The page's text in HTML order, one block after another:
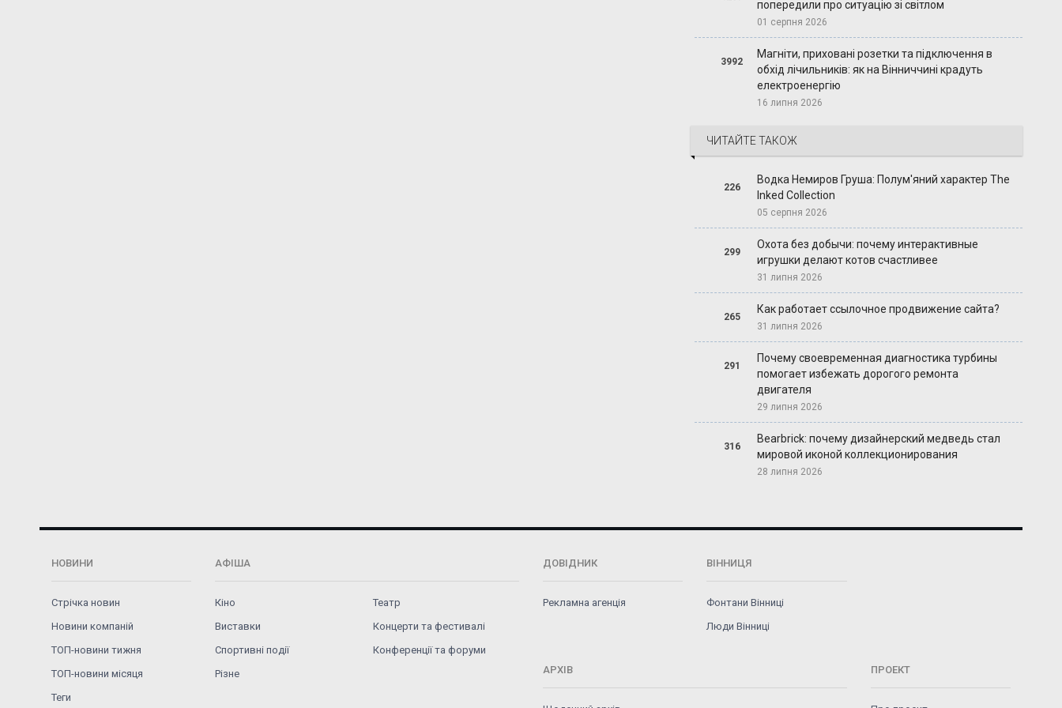
попередили про ситуацію зі світлом
01 серпня 2026
3992
Магніти, приховані розетки та підключення в
обхід лічильників: як на Вінниччині крадуть
електроенергію
16 липня 2026
ЧИТАЙТЕ ТАКОЖ
226
Водка Немиров Груша: Полум'яний характер The
Inked Collection
05 серпня 2026
299
Охота без добычи: почему интерактивные
игрушки делают котов счастливее
31 липня 2026
265
Как работает ссылочное продвижение сайта?
31 липня 2026
291
Почему своевременная диагностика турбины
помогает избежать дорогого ремонта
двигателя
29 липня 2026
316
Bearbrick: почему дизайнерский медведь стал
мировой иконой коллекционирования
28 липня 2026
НОВИНИ
Стрічка новин
Новини компаній
ТОП-новини тижня
ТОП-новини місяця
Теги
АФІША
Кіно
Театр
Виставки
Концерти та фестивалі
Спортивні події
Конференції та форуми
Різне
ДОВІДНИК
Рекламна агенція
ВІННИЦЯ
Фонтани Вінниці
Люди Вінниці
АРХІВ ПРОЕКТ